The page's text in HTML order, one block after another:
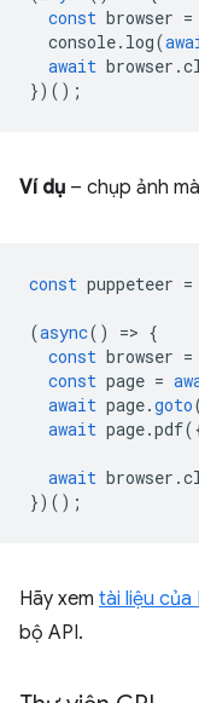
const browser =
console. log(
await browser .
})();
Ví dụ – chụp ảnh
const puppeteer =
(async() => {
const browser =
const page =
await page.goto
await page.pdf
await browser .
})();
Hãy xem tài liệu
bộ API.